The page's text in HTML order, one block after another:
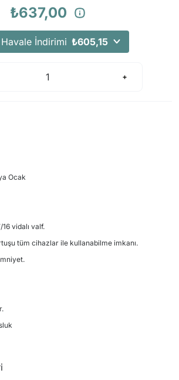
₺637,00
İndirimi ₺605,15
Ocak
vidalı valf.
tüm cihazlar ile kullanabilme imkanı.